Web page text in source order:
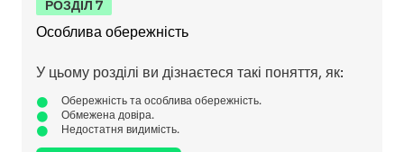
РОЗДІЛ 7
Особлива обережність
У цьому розділі ви дізнаєтеся такі поняття, як:
Обережність та особлива обережність.
Обмежена довіра.
Недостатня видимість.